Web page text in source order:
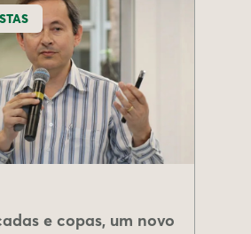
e copas, um novo